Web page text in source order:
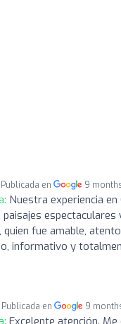
Publicada en 9
Nuestra experiencia
fue amable,
informativo y
Publicada en 9
Excelente atención.